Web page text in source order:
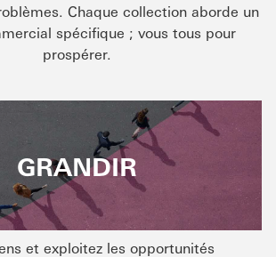
Chaque collection aborde un
spécifique ; vous tous pour
prospérer.
GRANDIR
et exploitez les opportunités